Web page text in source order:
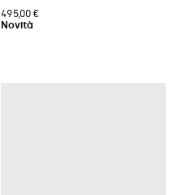
495,00 €